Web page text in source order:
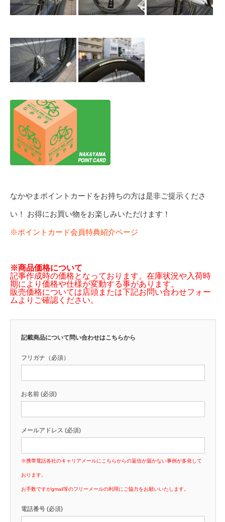
なかやまポイントカードをお持ちの方は是非ご提示くださ
い！ お得にお買い物をお楽しみいただけます！
※ポイントカード会員特典紹介ページ
※商品価格について
記事作成時の価格となっております。在庫状況や入荷時
期により価格や仕様が変動する事があります。
販売価格については店頭または下記お問い合わせフォー
ムよりご確認ください。
記載商品について問い合わせはこちらから
フリガナ（必須）
お名前 (必須)
メールアドレス (必須)
※携帯電話各社のキャリアメールにこちらからの返信が届かない事例が多発して
おります。
お手数ですがgmail等のフリーメールの利用にご協力をお願いいたします。
電話番号 (必須)